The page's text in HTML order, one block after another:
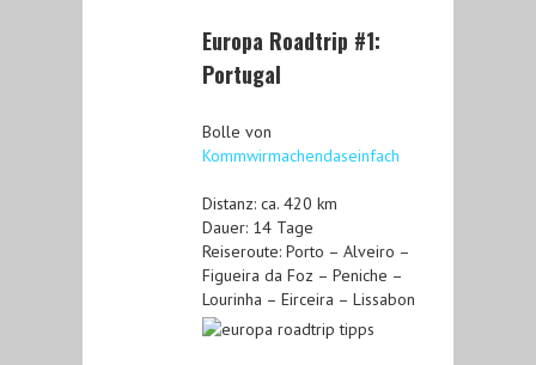
Europa Roadtrip #1:
Portugal
Bolle von
Kommwirmachendaseinfach
Distanz: ca. 420 km
Dauer: 14 Tage
Reiseroute: Porto – Alveiro –
Figueira da Foz – Peniche –
Lourinha – Eirceira – Lissabon